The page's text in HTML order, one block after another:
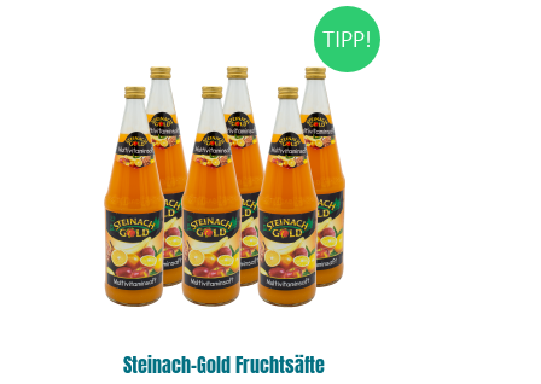
TIPP!
Steinach-Gold Fruchtsäfte